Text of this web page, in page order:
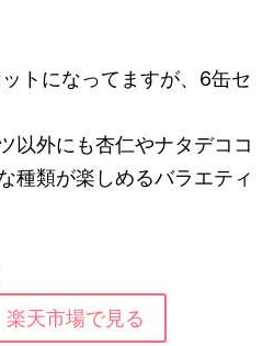
トになってますが、6缶セ
以外にも杏仁やナタデココ
種類が楽しめるバラエティ
楽天市場で見る